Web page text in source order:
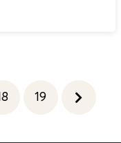
Vì vậy, điều quan
19